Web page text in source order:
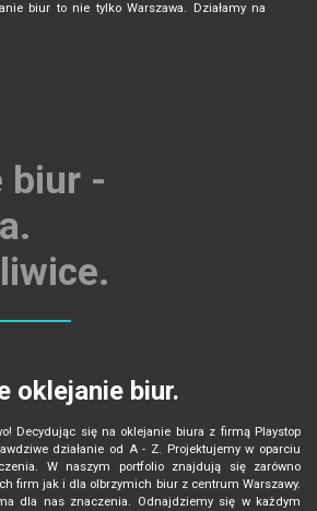
biur to nie tylko Warszawa. Działamy na
biur -
oklejanie biur.
Decydując się na oklejanie biura z firmą Playstop
działanie od A - Z. Projektujemy w oparciu
W naszym portfolio znajdują się zarówno
firm jak i dla olbrzymich biur z centrum Warszawy.
dla nas znaczenia. Odnajdziemy się w każdym